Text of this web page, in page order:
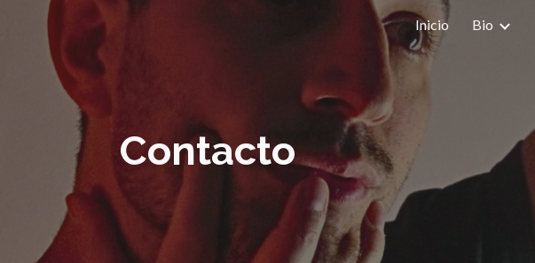
Skip to main content Skip to navigationInicio Bio
Contacto